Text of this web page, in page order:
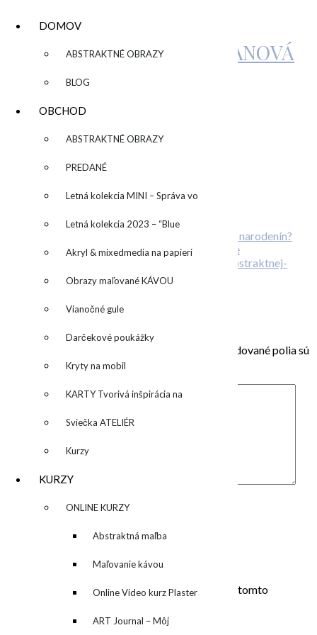
DOMOV
▼ ABSTRAKTNÉ OBRAZY
BLOG
OBCHOD
▼ ABSTRAKTNÉ OBRAZY
PREDANÉ
Letná kolekcia MINI – Správa vo
fľaši
Letná kolekcia 2023 – “Blue
SUN” – “Modré slnko”
Akryl & mixedmedia na papieri
Obrazy maľované KÁVOU
Vianočné gule
Darčekové poukážky
Kryty na mobil
KARTY Tvorivá inšpirácia na
každý deň
Sviečka ATELIÉR
Kurzy
KURZY
▼ ONLINE KURZY
▼ Abstraktná maľba
akrylom (Mixed Media)
Maľovanie kávou
Online Video kurz Plaster
ART
ART Journal – Môj
KATARÍNA SUJOVÁ KALMANOVÁ
IMG_2291
byadminLeave a Comment
Related Posts
Máte radi farby?
Plánujete svadbu? Alebo originálnu oslavu narodenín?
Stiahni si wallpaper alebo desktop pozadie
Vyžadované polia sú
označené
Komentár*
Uložiť moje meno, e-mail a webovú stránku v tomto